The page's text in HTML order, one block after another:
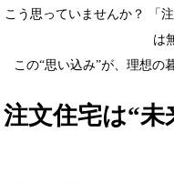
こう思っていませんか？ 「
は
この“思い込み”が、理想の
注文住宅は“